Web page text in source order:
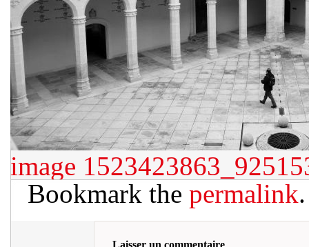
image
Bookmark the permalink.
Laisser un commentaire